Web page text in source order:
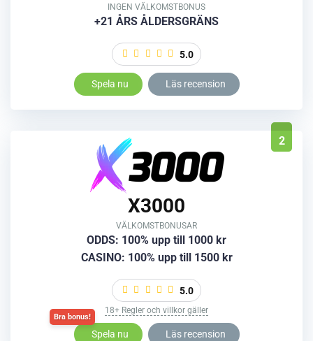
INGEN VÄLKOMSTBONUS
+21 ÅRS ÅLDERSGRÄNS
5.0
Spela nu Läs recension
2
X3000
VÄLKOMSTBONUSAR
ODDS: 100% upp till 1000 kr
CASINO: 100% upp till 1500 kr
5.0
18+ Regler och villkor gäller
Spela nu Läs recension